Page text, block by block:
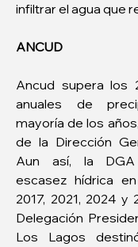
infiltrar el agua que
ANCUD
Ancud supera los
anuales de
mayoría de los
de la Dirección
Aun así, la
escasez hídrica
2017, 2021, 2024 y
Delegación
Los Lagos